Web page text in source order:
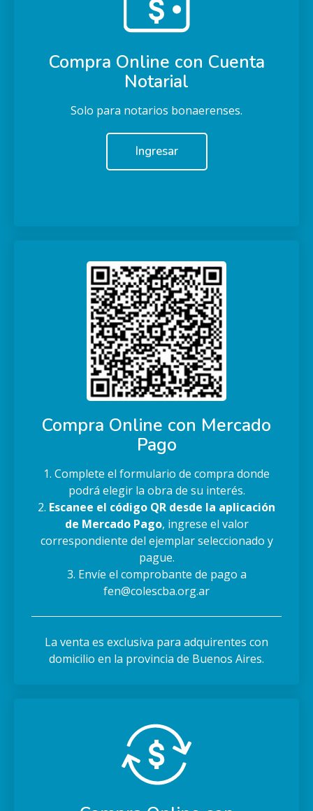
Compra Online con Cuenta
Notarial
Solo para notarios bonaerenses.
Ingresar
Compra Online con Mercado
Pago
1. Complete el formulario de compra donde
podrá elegir la obra de su interés.
2. Escanee el código QR desde la aplicación
de Mercado Pago, ingrese el valor
correspondiente del ejemplar seleccionado y
pague.
3. Envíe el comprobante de pago a
fen@colescba.org.ar
La venta es exclusiva para adquirentes con
domicilio en la provincia de Buenos Aires.